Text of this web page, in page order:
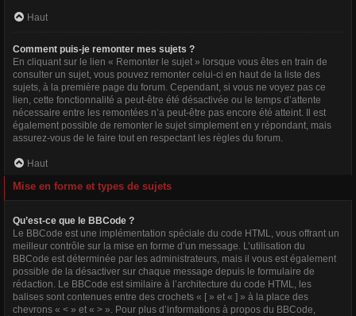
Haut
Comment puis-je remonter mes sujets ?
En cliquant sur le lien « Remonter le sujet » lorsque vous êtes en train de
consulter un sujet, vous pouvez remonter celui-ci en haut de la liste des
sujets, à la première page du forum. Cependant, si vous ne voyez pas ce
lien, cette fonctionnalité a peut-être été désactivée ou le temps d’attente
nécessaire entre les remontées n’a peut-être pas encore été atteint. Il est
également possible de remonter le sujet simplement en y répondant, mais
assurez-vous de le faire tout en respectant les règles du forum.
Haut
Mise en forme et types de sujets
Qu’est-ce que le BBCode ?
Le BBCode est une implémentation spéciale du code HTML, vous offrant un
meilleur contrôle sur la mise en forme d’un message. L’utilisation du
BBCode est déterminée par les administrateurs, mais il vous est également
possible de la désactiver sur chaque message depuis le formulaire de
rédaction. Le BBCode est similaire à l’architecture du code HTML, les
balises sont contenues entre des crochets « [ » et « ] » à la place des
chevrons « < » et « > ». Pour plus d’informations à propos du BBCode,